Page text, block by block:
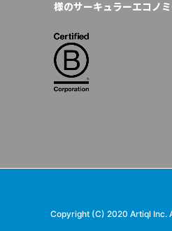
様のサーキュラーエコノミ
Copyright (C) 2020 Artiql Inc.